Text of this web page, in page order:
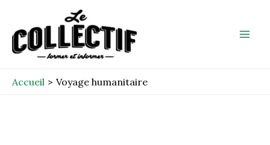
contenu
Accueil Voyage humanitaire